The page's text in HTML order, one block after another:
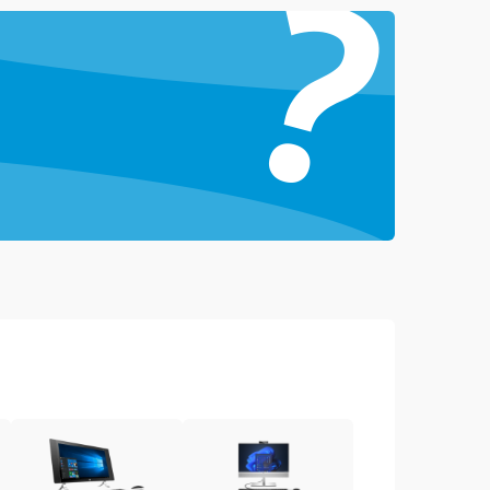
Подробнее →
Подробнее →
Подробнее →
2000 ₽ Подробнее →
?